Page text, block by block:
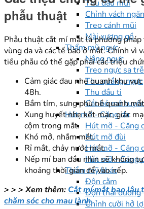
Thu đầu mũi
Chỉnh vách ngăn
Treo cánh mũi
Mài xương gồ
Thẩm mỹ ngực
Nâng ngực
Treo ngực sa trễ
Thu quầng ngực
Thu đầu ti
Cắt bỏ mô
Hút mỡ - Căng da
Hút mỡ - Căng
Hút mỡ đùi
Hút mỡ - Căng
Hút mỡ - Căng
Thẩm mỹ khác
Độn cằm
Độn thái dương
Chỉnh cười hở
phẫu thuật
Phẫu thuật cắt mí mắt là phương
vùng da và các tế bào ở mắt. Chính vì
tiểu phẫu có thể gặp phải các triệu
Cảm giác đau nhẹ quanh khu
48h.
Bầm tím, sưng phù nề quanh
Xung huyết nhẹ kết mạc, giác
cộm trong mắt.
Khó mở, nhắm mắt.
Rỉ mắt, chảy nước mắt.
Nếp mí ban đầu nhìn sẽ không
khoảng thời gian để vào nếp.
> > > Xem thêm: Cắt mí mắt bao lâu
chăm sóc cho mau lành